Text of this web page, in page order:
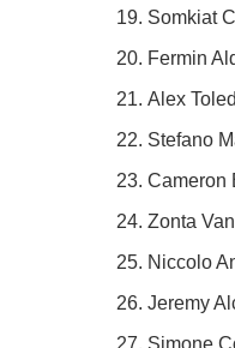
Somkiat
Fermin
Alex
Stefano
Cameron
Zonta
Niccolo
Jeremy